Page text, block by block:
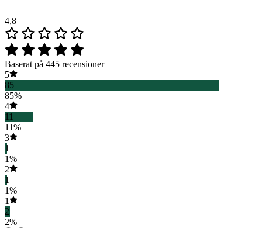
4,8
Baserat på 445 recensioner
5
85
85%
4
11
11%
3
1
1%
2
1
1%
1
2
2%